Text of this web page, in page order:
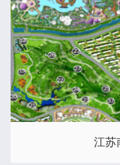
江苏